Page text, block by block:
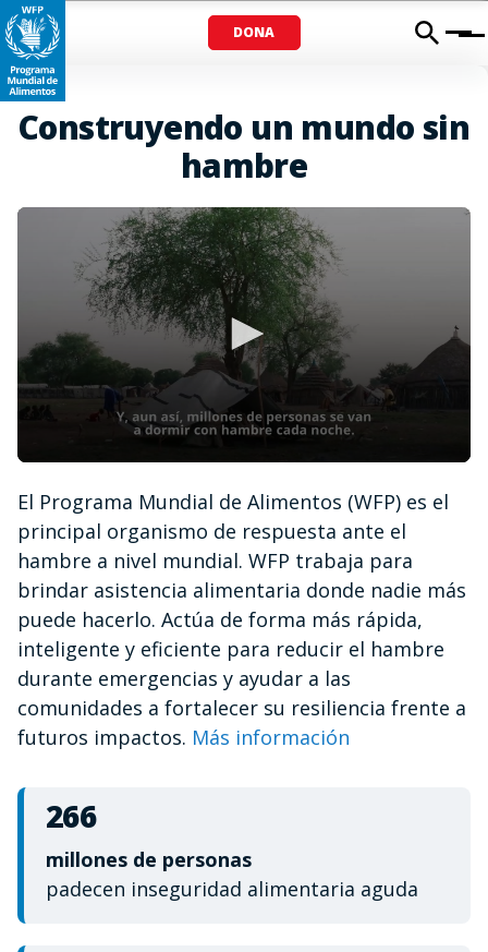
DONA Menu
Construyendo un mundo sin
hambre
of
minute,
12
seconds
El Programa Mundial de Alimentos (WFP) es el
principal organismo de respuesta ante el
hambre a nivel mundial. WFP trabaja para
brindar asistencia alimentaria donde nadie más
puede hacerlo. Actúa de forma más rápida,
inteligente y eficiente para reducir el hambre
durante emergencias y ayudar a las
comunidades a fortalecer su resiliencia frente a
futuros impactos. Más información
266
millones de personas
padecen inseguridad alimentaria aguda